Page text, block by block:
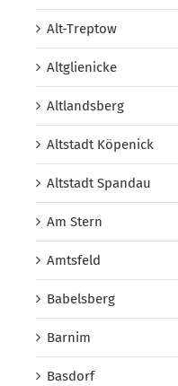
Alt-Treptow
Altglienicke
Altlandsberg
Altstadt Köpenick
Altstadt Spandau
Am Stern
Amtsfeld
Babelsberg
Barnim
Basdorf